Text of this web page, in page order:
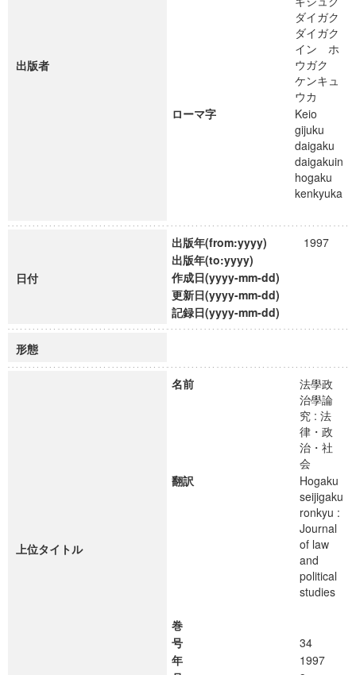
出版者
ダイガク
ダイガク
イン ホ
ウガク
ケンキュ
ウカ
ローマ字
Keio
gijuku
daigaku
daigakuin
hogaku
kenkyuka
日付
出版年(from:yyyy)
1997
出版年(to:yyyy)
作成日(yyyy-mm-dd)
更新日(yyyy-mm-dd)
記録日(yyyy-mm-dd)
形態
上位タイトル
名前
法學政
治學論
究 : 法
律・政
治・社
会
翻訳
Hogaku
seijigaku
ronkyu :
Journal
of law
and
political
studies
巻
号
34
年
1997